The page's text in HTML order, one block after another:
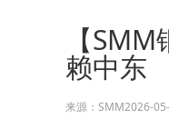
【
赖中东
来源： SMM2026-